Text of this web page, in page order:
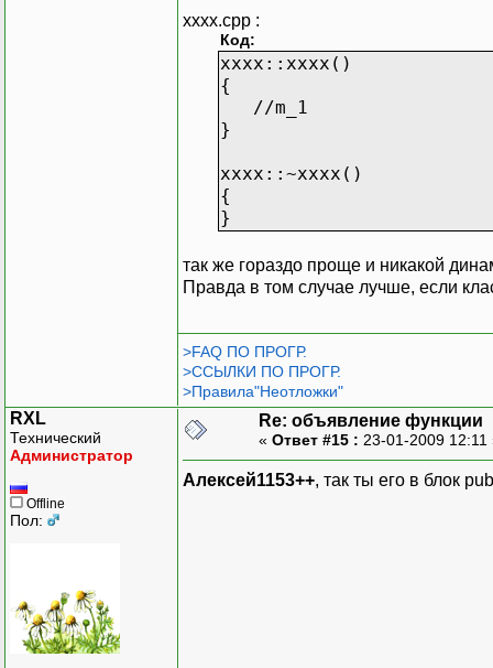
xxxx.cpp :
Код:
xxxx::xxxx()
{
//m_1
}
xxxx::~xxxx()
{
}
так же гораздо проще и никакой
Правда в том случае лучше, если
>FAQ ПО ПРОГР.
>ССЫЛКИ ПО ПРОГР.
>Правила"Неотложки"
RXL
Технический
Администратор
Offline
Пол:
Re: объявление функции
« Ответ #15 : 23-01-2009
Алексей1153++, так ты его в блок